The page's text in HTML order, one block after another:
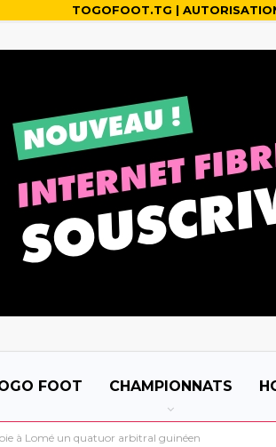
TOGOFOOT.TG |
FOOT CHAMPIONNATS
à Lomé un quatuor arbitral guinéen